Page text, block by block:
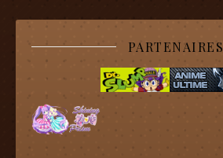
PARTENAIRES